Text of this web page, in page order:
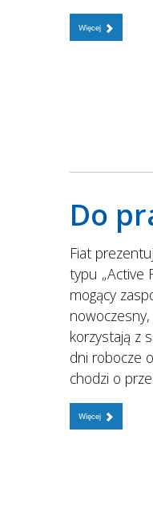
Więcej
Do
Fiat
typu „Active
mogący
korzystają z
dni robocze
chodzi o
Więcej